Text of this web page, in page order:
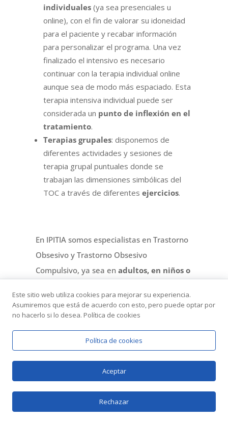
individuales (ya sea presenciales u
online), con el fin de valorar su idoneidad
para el paciente y recabar información
para personalizar el programa. Una vez
finalizado el intensivo es necesario
continuar con la terapia individual online
aunque sea de modo más espaciado. Esta
terapia intensiva individual puede ser
considerada un punto de inflexión en el
tratamiento.
Terapias grupales: disponemos de
diferentes actividades y sesiones de
terapia grupal puntuales donde se
trabajan las dimensiones simbólicas del
TOC a través de diferentes ejercicios.
En IPITIA somos especialistas en Trastorno
Obsesivo y Trastorno Obsesivo
Compulsivo, ya sea en adultos, en niños o
en casos graves y resistentes como en
casos leves y más cercanos a un
Trastorno de Ansiedad. No dudes en
Llevas muchos años con TOC, has
probado muchos tratamientos y no
Este sitio web utiliza cookies para mejorar su experiencia.
Asumiremos que está de acuerdo con esto, pero puede optar por
no hacerlo si lo desea. Política de cookies
Política de cookies
Aceptar
Rechazar